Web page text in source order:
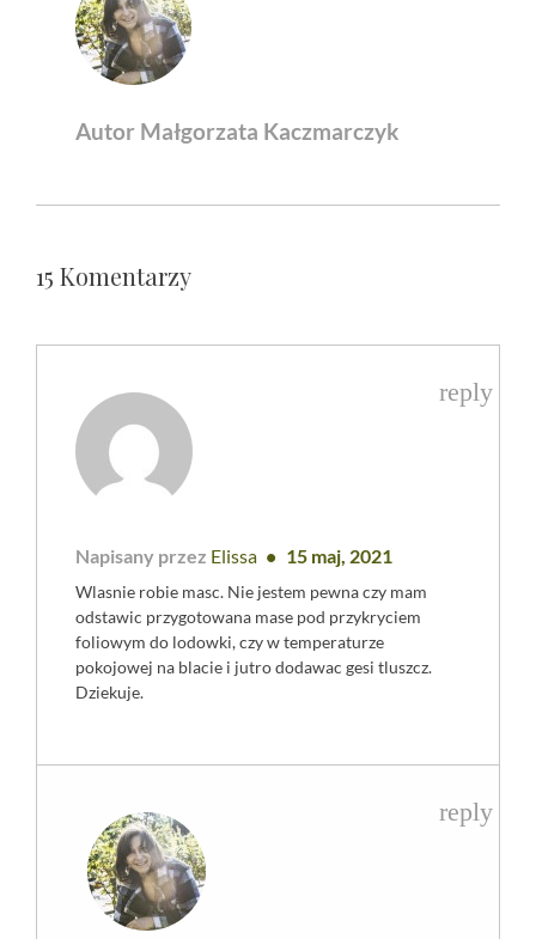
Autor Małgorzata Kaczmarczyk
15 Komentarzy
Napisany przez Elissa 15 maj, 2021
Wlasnie robie masc. Nie jestem pewna czy mam
odstawic przygotowana mase pod przykryciem
foliowym do lodowki, czy w temperaturze
pokojowej na blacie i jutro dodawac gesi tluszcz.
Dziekuje.
reply
reply